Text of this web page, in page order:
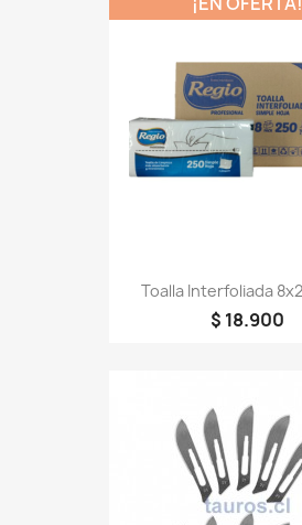
Toalla Interfoliada
$ 18.900